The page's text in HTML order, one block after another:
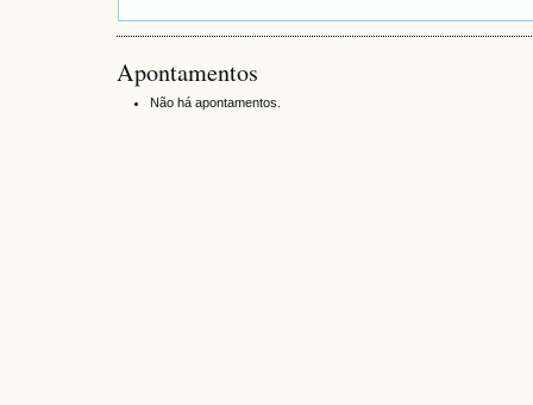
Apontamentos
Não há apontamentos.